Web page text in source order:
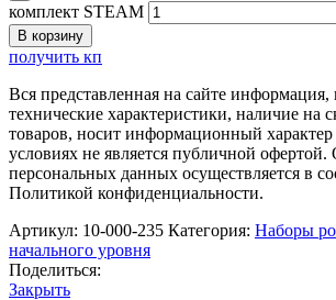
комплект STEAM
В корзину
получить кп
Вся представленная на сайте информация,
технические характеристики, наличие на
товаров, носит информационный
условиях не является публичной офертой.
персональных данных осуществляется в
Политикой конфиденциальности.
Артикул: 10-000-235 Категория: Наборы
начального уровня
Поделиться:
Закрыть